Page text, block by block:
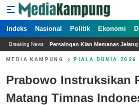
Indeks Nasional Politik Ekonomi
Breaking News
Kian Memanas Jelang Pengumuman Super
MEDIA KAMPUNG PIALA DUNIA 2026
Prabowo Instruksikan
Matang Timnas